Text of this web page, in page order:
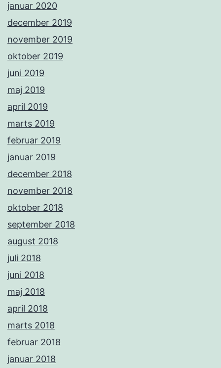
januar 2020
december 2019
november 2019
oktober 2019
juni 2019
maj 2019
april 2019
marts 2019
februar 2019
januar 2019
december 2018
november 2018
oktober 2018
september 2018
august 2018
juli 2018
juni 2018
maj 2018
april 2018
marts 2018
februar 2018
januar 2018